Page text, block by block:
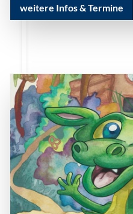
weitere Infos & Termine